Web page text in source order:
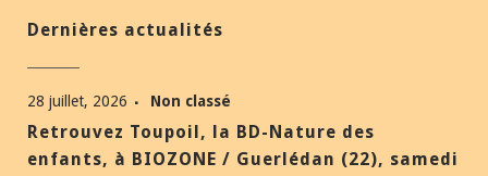
Dernières actualités
28 juillet, 2026 Non classé
Retrouvez Toupoil, la BD-Nature des
enfants, à BIOZONE / Guerlédan (22), samedi